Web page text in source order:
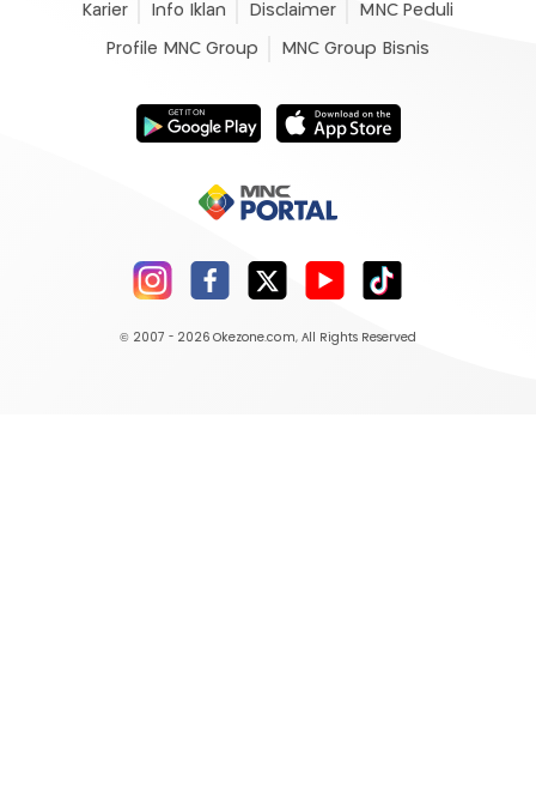
Karier Info Iklan Disclaimer MNC Peduli
Profile MNC Group MNC Group Bisnis
© 2007 - 2026 Okezone.com, All Rights Reserved